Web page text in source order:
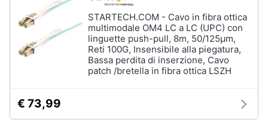
STARTECH.COM - Cavo in fibra ottica
multimodale OM4 LC a LC (UPC) con
linguette push-pull, 8m, 50/125µm,
Reti 100G, Insensibile alla piegatura,
Bassa perdita di inserzione, Cavo
patch /bretella in fibra ottica LSZH
€ 73,99